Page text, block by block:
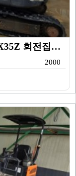
두산/굴삭기/3.5톤 미니굴삭기/DX35Z 회전집게/2…
2000